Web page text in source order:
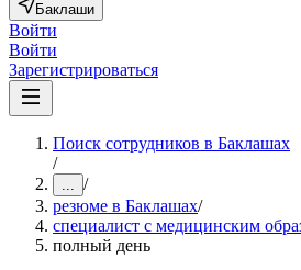
Баклаши
Войти
Войти
Зарегистрироваться
Поиск сотрудников в Баклашах
/
... /
резюме в Баклашах/
специалист с медицинским
полный день